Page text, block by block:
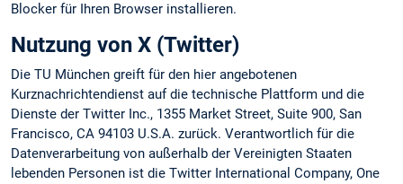
Blocker für Ihren Browser installieren.
Nutzung von X (Twitter)
Die TU München greift für den hier angebotenen
Kurznachrichtendienst auf die technische Plattform und die
Dienste der Twitter Inc., 1355 Market Street, Suite 900, San
Francisco, CA 94103 U.S.A. zurück. Verantwortlich für die
Datenverarbeitung von außerhalb der Vereinigten Staaten
lebenden Personen ist die Twitter International Company, One